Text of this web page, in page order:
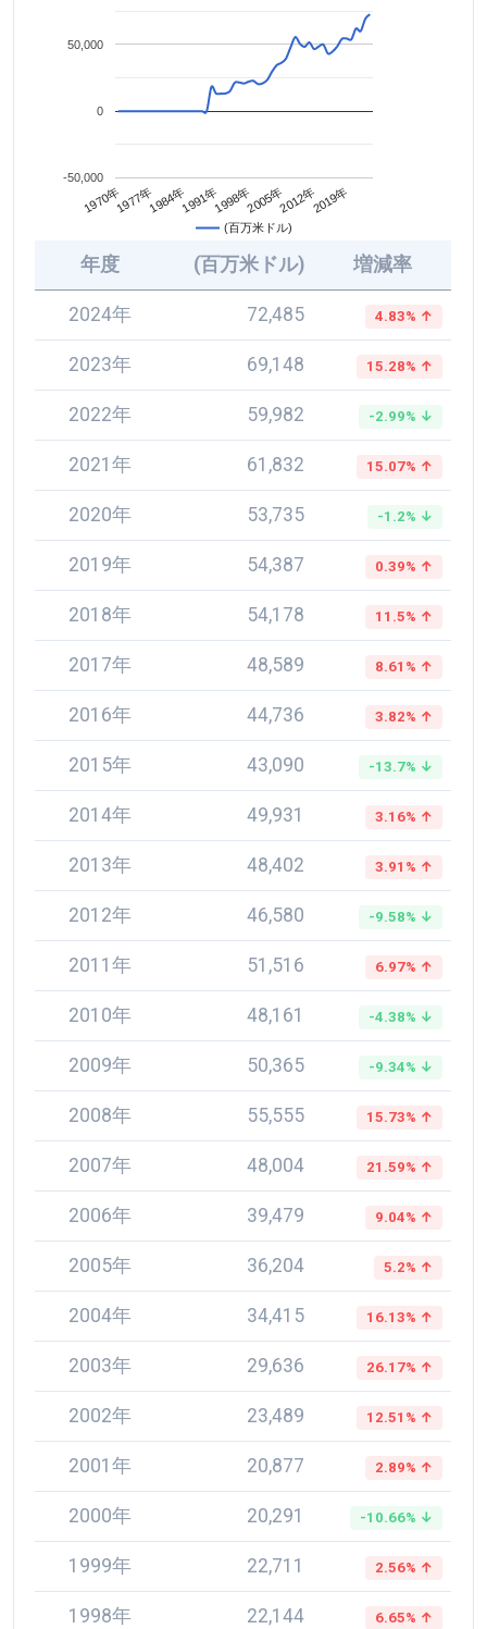
(百万米ドル)
1970年1977年1984年1991年1998年2005年2012年2019年
-50,000
0
50,000
年度 (百万米ドル) 増減率
2024年 72,485 4.83% ↑
2023年 69,148 15.28% ↑
2022年 59,982 -2.99% ↓
2021年 61,832 15.07% ↑
2020年 53,735 -1.2% ↓
2019年 54,387 0.39% ↑
2018年 54,178 11.5% ↑
2017年 48,589 8.61% ↑
2016年 44,736 3.82% ↑
2015年 43,090 -13.7% ↓
2014年 49,931 3.16% ↑
2013年 48,402 3.91% ↑
2012年 46,580 -9.58% ↓
2011年 51,516 6.97% ↑
2010年 48,161 -4.38% ↓
2009年 50,365 -9.34% ↓
2008年 55,555 15.73% ↑
2007年 48,004 21.59% ↑
2006年 39,479 9.04% ↑
2005年 36,204 5.2% ↑
2004年 34,415 16.13% ↑
2003年 29,636 26.17% ↑
2002年 23,489 12.51% ↑
2001年 20,877 2.89% ↑
2000年 20,291 -10.66% ↓
1999年 22,711 2.56% ↑
1998年 22,144 6.65% ↑